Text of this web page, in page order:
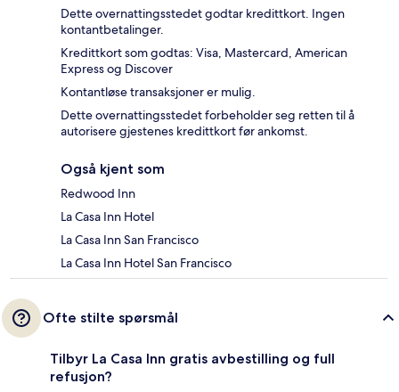
Dette overnattingsstedet godtar kredittkort. Ingen
kontantbetalinger.
Kredittkort som godtas: Visa, Mastercard, American
Express og Discover
Kontantløse transaksjoner er mulig.
Dette overnattingsstedet forbeholder seg retten til å
autorisere gjestenes kredittkort før ankomst.
Også kjent som
Redwood Inn
La Casa Inn Hotel
La Casa Inn San Francisco
La Casa Inn Hotel San Francisco
Ofte stilte spørsmål
Tilbyr La Casa Inn gratis avbestilling og full
refusjon?